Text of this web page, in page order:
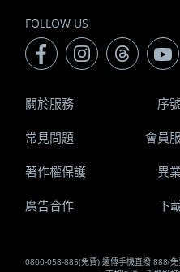
FOLLOW US
0800-058-885(免費) 遠傳手機直撥 888(
關於服務 序
常見問題 會員
著作權保護 異
廣告合作 下